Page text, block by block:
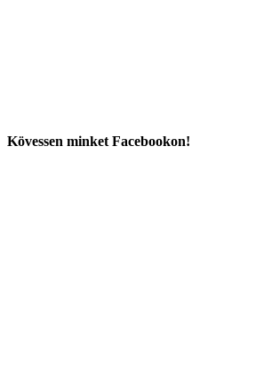
Kövessen minket Facebookon!